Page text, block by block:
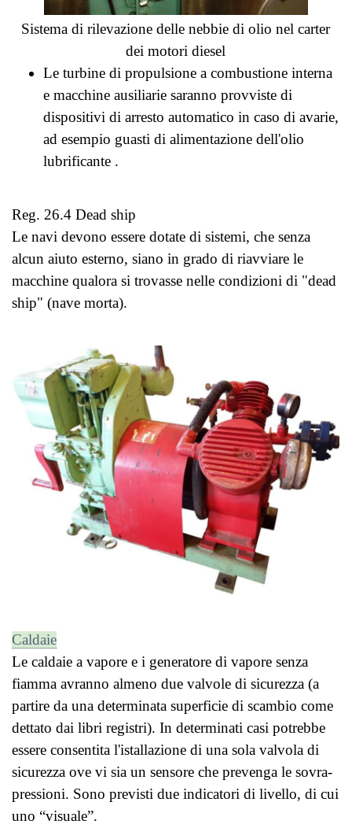
Sistema di rilevazione delle nebbie di olio nel carter
dei motori diesel
Le turbine di propulsione a combustione interna
e macchine ausiliarie saranno provviste di
dispositivi di arresto automatico in caso di avarie,
ad esempio guasti di alimentazione dell'olio
lubrificante .
Reg. 26.4 Dead ship
Le navi devono essere dotate di sistemi, che senza
alcun aiuto esterno, siano in grado di riavviare le
macchine qualora si trovasse nelle condizioni di "dead
ship" (nave morta).
Caldaie
Le caldaie a vapore e i generatore di vapore senza
fiamma avranno almeno due valvole di sicurezza (a
partire da una determinata superficie di scambio come
dettato dai libri registri). In determinati casi potrebbe
essere consentita l'istallazione di una sola valvola di
sicurezza ove vi sia un sensore che prevenga le sovra-
pressioni. Sono previsti due indicatori di livello, di cui
uno “visuale”.